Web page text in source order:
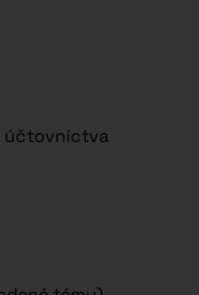
účtovníctva